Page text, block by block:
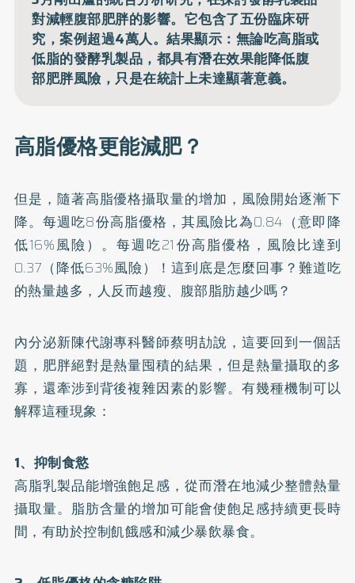
對減輕腹部肥胖的影響。它包含了五份臨床研
究，案例超過4萬人。結果顯示：無論吃高脂或
低脂的發酵乳製品，都具有潛在效果能降低腹
部肥胖風險，只是在統計上未達顯著意義。
高脂優格更能減肥？
但是，隨著高脂優格攝取量的增加，風險開始逐漸下
降。每週吃8份高脂優格，其風險比為0.84（意即降
低16%風險）。每週吃21份高脂優格，風險比達到
0.37（降低63%風險）！這到底是怎麼回事？難道吃
的熱量越多，人反而越瘦、腹部脂肪越少嗎？
內分泌新陳代謝專科醫師蔡明劼說，這要回到一個話
題，肥胖絕對是熱量囤積的結果，但是熱量攝取的多
寡，還牽涉到背後複雜因素的影響。有幾種機制可以
解釋這種現象：
1、抑制食慾
高脂乳製品能增強飽足感，從而潛在地減少整體熱量
攝取量。脂肪含量的增加可能會使飽足感持續更長時
間，有助於控制飢餓感和減少暴飲暴食。